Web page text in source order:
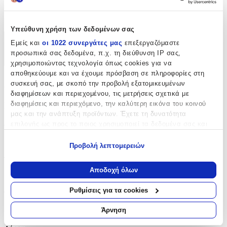
Υπεύθυνη χρήση των δεδομένων σας
Εμείς και οι 1022 συνεργάτες μας επεξεργαζόμαστε
προσωπικά σας δεδομένα, π.χ. τη διεύθυνση IP σας,
χρησιμοποιώντας τεχνολογία όπως cookies για να
αποθηκεύουμε και να έχουμε πρόσβαση σε πληροφορίες στη
συσκευή σας, με σκοπό την προβολή εξατομικευμένων
διαφημίσεων και περιεχομένου, τις μετρήσεις σχετικά με
διαφημίσεις και περιεχόμενο, την καλύτερη εικόνα του κοινού
μας και την ανάπτυξη προϊόντων. Έχετε τη δυνατότητα
Να συλλέξουμε πληροφορίες σχετικά με τη γεωγραφική
σας τοποθεσία, οι οποίες μπορεί να είναι ακριβείς σε
απόσταση μερικών μέτρων
Να αναγνωρίσουμε τη συσκευή σας σαρώνοντας ενεργά
για συγκεκριμένα χαρακτηριστικά (δακτυλικό αποτύπωμα)
Μάθετε περισσότερα σχετικά με τον τρόπο επεξεργασίας των
Προβολή λεπτομερειών
Αποδοχή όλων
Ρυθμίσεις για τα cookies
Άρνηση
Χαρακτηριστικά
+
Χαρακτηριστικά
Βασικά Χαρακτηριστικά
Τύπος:
Τρόλεϊ
Τάξη